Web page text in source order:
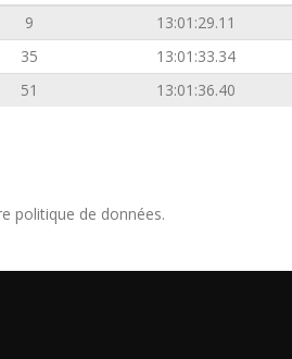
9 13:01:29.11
35 13:01:33.34
51 13:01:36.40
politique de données.